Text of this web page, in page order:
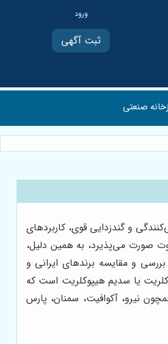
ثبت آگهی
صنعتی
و گندزدایی قوی، کاربردهای
صورت می‌پذیرد، به همین دلیل،
و مقایسه برندهای ایرانی و
یا سدیم هیپوکلریت است که
نیرو، آکوافیت، سمنان، پارس